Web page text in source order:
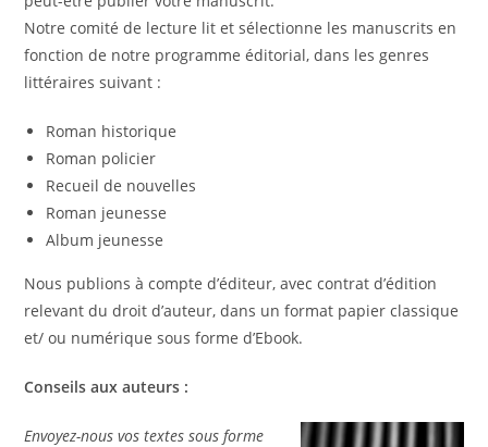
Notre comité de lecture lit et sélectionne les manuscrits en
fonction de notre programme éditorial, dans les genres
littéraires suivant :
Roman historique
Roman policier
Recueil de nouvelles
Roman jeunesse
Album jeunesse
Nous publions à compte d’éditeur, avec contrat d’édition
relevant du droit d’auteur, dans un format papier classique
et/ ou numérique sous forme d’Ebook.
Conseils aux auteurs :
Envoyez-nous vos textes sous forme